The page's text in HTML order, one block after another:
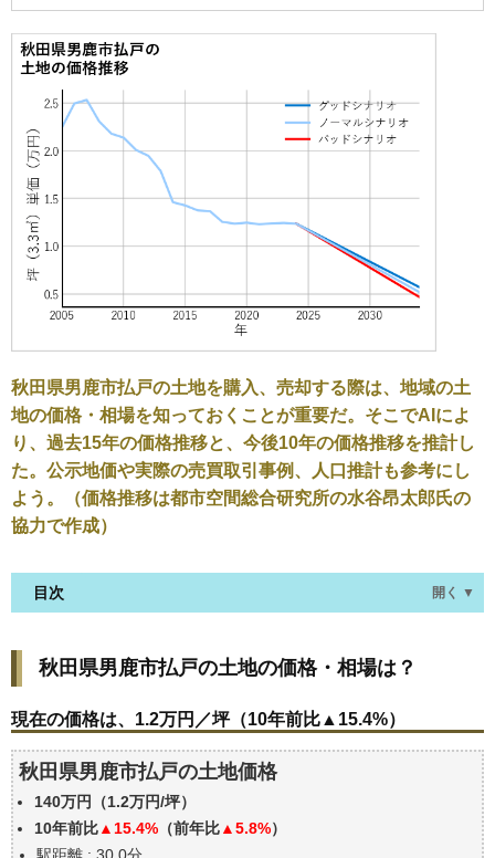
秋田県男鹿市払戸の土地を購入、売却する際は、地域の土
地の価格・相場を知っておくことが重要だ。そこでAIによ
り、過去15年の価格推移と、今後10年の価格推移を推計し
た。公示地価や実際の売買取引事例、人口推計も参考にし
よう。（価格推移は都市空間総合研究所の水谷昂太郎氏の
協力で作成）
目次 開く ▼
現在の価格は、1.2万円／坪（10年前比▲15.4%）
価格を詳細に分析しよう
秋田県男鹿市払戸の土地の過去の売買事例
公示地価はいくら
エリアの将来性を人口予想から検討しよう
秋田県男鹿市払戸の土地の価格・相場は？
現在の価格は、1.2万円／坪（10年前比▲15.4%）
秋田県男鹿市払戸の土地価格
140万円（1.2万円/坪）
10年前比▲15.4% （前年比▲5.8%）